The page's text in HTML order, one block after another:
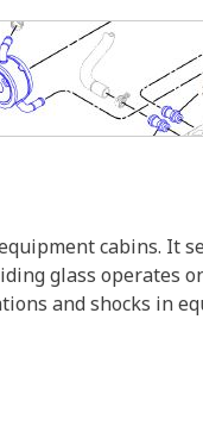
cabins. It
glass operates
and shocks in